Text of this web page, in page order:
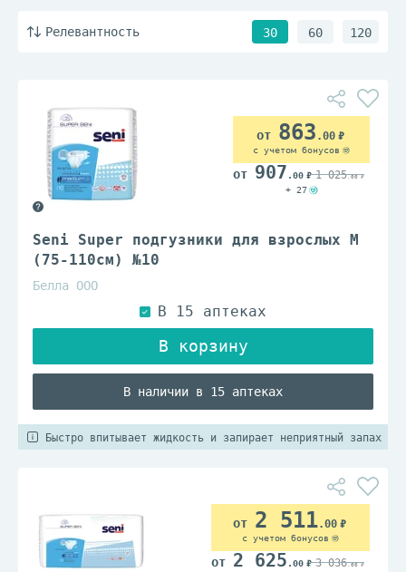
Релевантность 30 60 120
Seni Super подгузники для взрослых M
(75-110см) №10
Белла ООО
В наличии в 15 аптеках
863 .00
с учетом бонусов
907 .00 1 025.00
+ 27
Быстро впитывает жидкость и запирает неприятный запах
2 511.00
с учетом бонусов
2 625 .00 3 036.00